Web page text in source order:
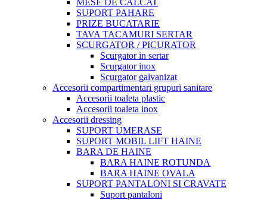
MESE DE CALCAT
SUPORT PAHARE
PRIZE BUCATARIE
TAVA TACAMURI SERTAR
SCURGATOR / PICURATOR
Scurgator in sertar
Scurgator inox
Scurgator galvanizat
Accesorii compartimentari grupuri sanitare
Accesorii toaleta plastic
Accesorii toaleta inox
Accesorii dressing
SUPORT UMERASE
SUPORT MOBIL LIFT HAINE
BARA DE HAINE
BARA HAINE ROTUNDA
BARA HAINE OVALA
SUPORT PANTALONI SI CRAVATE
Suport pantaloni